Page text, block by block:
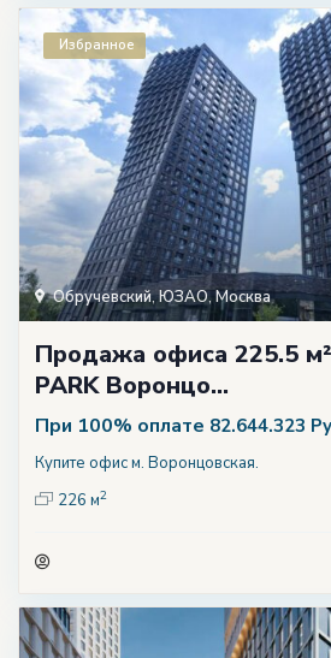
Обручевский,ЮЗАО,Москва
Избранное
Продажа офиса 225.5
PARK Воронцо...
При 100% оплате 82.644.323
Купите офис м. Воронцовская.
226 м2